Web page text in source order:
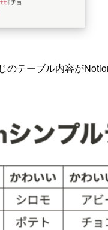
のテーブル内容が